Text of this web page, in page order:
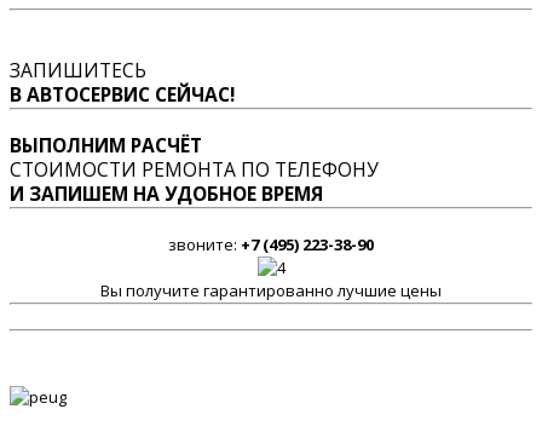
ЗАПИШИТЕСЬ
В АВТОСЕРВИС СЕЙЧАС!
ВЫПОЛНИМ РАСЧЁТ
СТОИМОСТИ РЕМОНТА ПО ТЕЛЕФОНУ
И ЗАПИШЕМ НА УДОБНОЕ ВРЕМЯ
звоните: +7 (495) 223-38-90
Вы получите гарантированно лучшие цены